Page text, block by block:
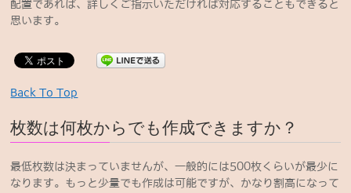
配置であれば、詳しくご指示いただければ対応することもできると
思います。
Back To Top
枚数は何枚からでも作成できますか？
最低枚数は決まっていませんが、一般的には500枚くらいが最少に
なります。もっと少量でも作成は可能ですが、かなり割高になって